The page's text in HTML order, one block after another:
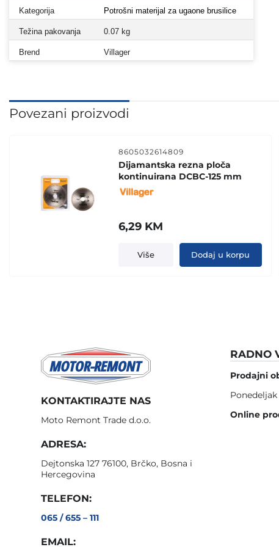
Kategorija Potrošni materijal za ugaone brusilice
Težina pakovanja 0.07 kg
Brend Villager
Povezani proizvodi
8605032614809
Dijamantska rezna ploča
kontinuirana DCBC-125 mm
6,29 KM
Više Dodaj u korpu
KONTAKTIRAJTE NAS
Moto Remont Trade d.o.o.
ADRESA:
Dejtonska 127 76100, Brčko, Bosna i
Hercegovina
TELEFON:
065 / 655 – 111
EMAIL:
RADNO
Prodajni
Ponedeljak
Online